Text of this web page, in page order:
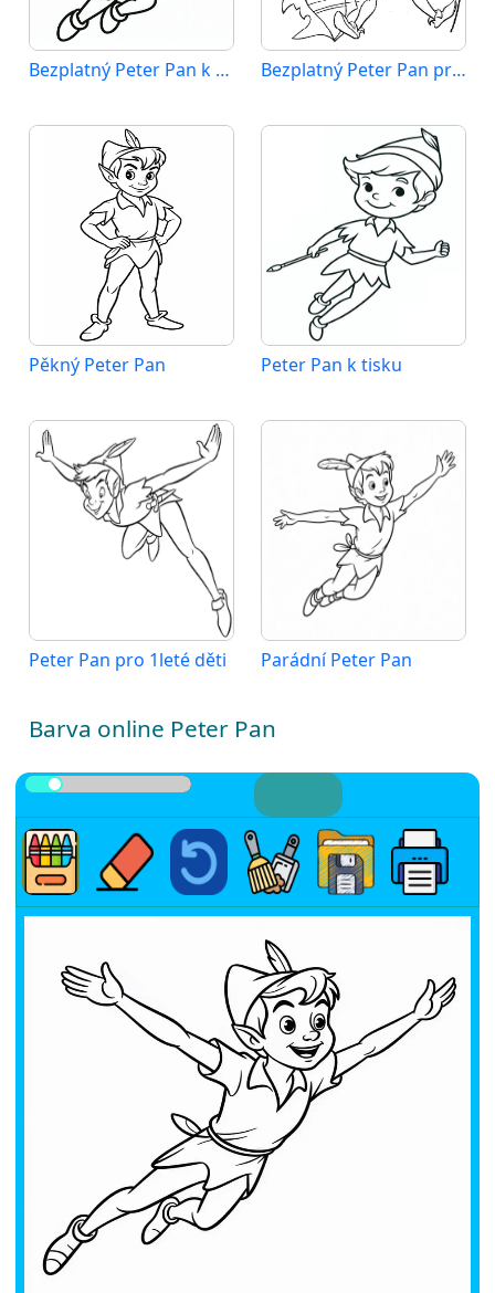
Bezplatný Peter Pan k vytištění Bezplatný Peter Pan pro děti
Pěkný Peter Pan Peter Pan k tisku
Peter Pan pro 1leté děti Parádní Peter Pan
Barva online Peter Pan